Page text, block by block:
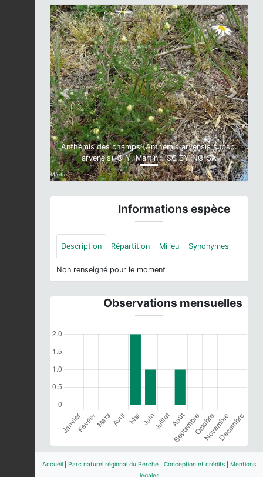
Anthémis des champs (Anthemis arvensis subsp.
arvensis) © Y. Martin - CC BY-NC-SA
Previous Next
Informations espèce
Description Répartition Milieu Synonymes
Non renseigné pour le moment
Observations mensuelles
Accueil Parc naturel régional du Perche Conception et crédits
Mentions
légales